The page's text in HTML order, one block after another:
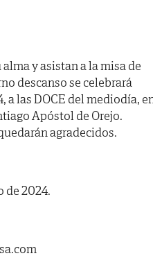
y asistan a la misa de
descanso se celebrará
a las DOCE del mediodía,
Apóstol de Orejo.
agradecidos.
de 2024.